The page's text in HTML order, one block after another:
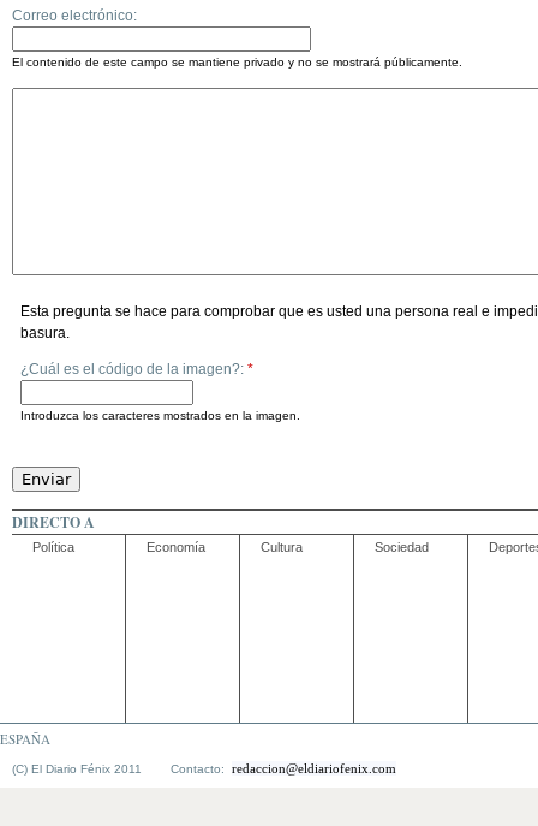
Correo electrónico:
El contenido de este campo se mantiene privado y no se mostrará públicamente.
Esta pregunta se hace para comprobar que es usted una persona real e
basura.
¿Cuál es el código de la imagen?: *
Introduzca los caracteres mostrados en la imagen.
DIRECTO A
Política Economía Cultura Sociedad
ESPAÑA
(C) El Diario Fénix 2011 Contacto: redaccion@eldiariofenix.com